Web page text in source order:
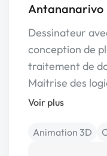
Antananarivo
Dessinateur
conception de
traitement de
Maitrise des
Voir plus
Animation 3D